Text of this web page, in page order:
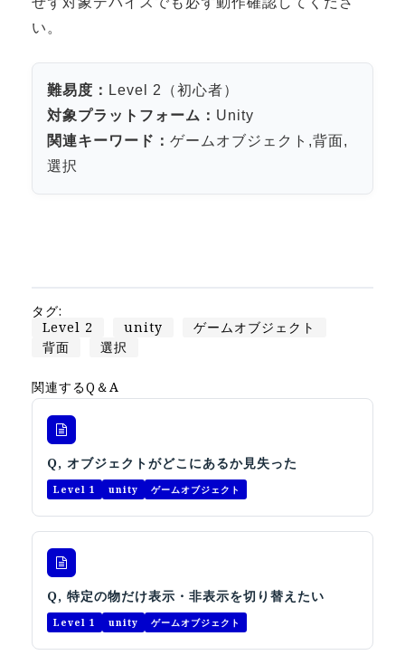
《最新プロダクト》
超体験★販促システム『XR Showcase Hub』2025年4月発売
MR体験型研修プラットフォーム『LegacyLink XR』2025年10月
バーチャルイベントプラットフォーム『MetaLiveStage』2025年
3D空間キャプチャーアプリ『Qoocan』
開発中
Apple Vision Pro アプリ開発研修
HoloLens 2 アプリ開発研修
XRビジネスフォーラム
《展示会》
TOKYO DIGICONX2026
（1/8～10東京ビッグサイト）に出展。
オートモーティブワールド2026
（1/21～23東京ビッグサイト）に出展。
Tsumiki Community Day 2026
《求人》
求人申込み
い。
難易度： Level 2（初心者）
対象プラットフォーム： Unity
関連キーワード： ゲームオブジェクト,背面,
選択
タグ:
Level 2
unity
ゲームオブジェクト
背面
選択
関連するQ＆A
Q, オブジェクトがどこにあるか見失った
Level 1 unity ゲームオブジェクト
Q, 特定の物だけ表示・非表示を切り替えたい
Level 1 unity ゲームオブジェクト